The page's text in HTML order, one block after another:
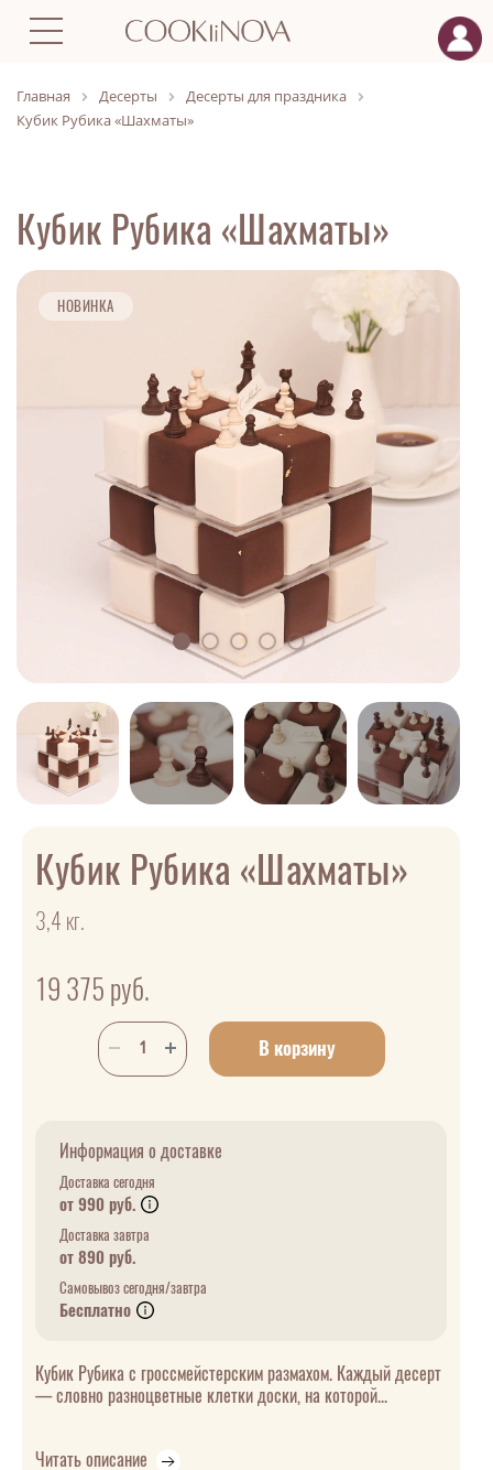
Главная Десерты
Десерты для праздника
Кубик Рубика «Шахматы»
Кубик Рубика «Шахматы»
НОВИНКА
Кубик Рубика «Шахматы»
3,4 кг.
19 375 руб.
В корзину
Информация о доставке
Доставка сегодня
от 990 руб.
Доставка завтра
от 890 руб.
Самовывоз сегодня/завтра
Бесплатно
Кубик Рубика с гроссмейстерским размахом. Каждый десерт
— словно разноцветные клетки доски, на которой...
Читать описание